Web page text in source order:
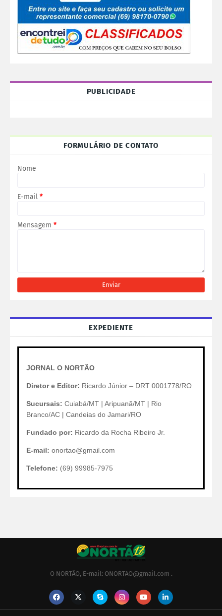
PUBLICIDADE
FORMULÁRIO DE CONTATO
Nome
E-mail *
Mensagem *
EXPEDIENTE
JORNAL O NORTÃO
Diretor e Editor: Ricardo Júnior – DRT 0001778/RO
Sucursais: Cuiabá/MT | Aripuanã/MT | Rio
Branco/AC | Candeias do Jamari/RO
Fundado por: Ricardo da Rocha Ribeiro Jr.
E-mail: onortao@gmail.com
Telefone: (69) 99985-7975
O NORTÃO, E-mail: ONORTAO@gmail.com .